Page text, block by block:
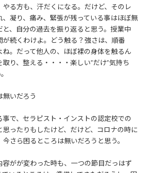
る方も、汗だくになる。だけど、そのレ
、凝り、痛み、緊張が残っている事はほぼ無
と、自分の過去を振り返ると思う。授業中
が続くわけよ。どう触る？強さは、順番
ね。だって他人の、ほぼ裸の身体を触るん
り、整える・・・・楽しい”だけ”気持ち
いだろう
で、セラピスト・インストの認定校での
ったりもしたけど、だけど、コロナの時に
さら困るところは無いだろうと思う。
容がが変わった時も、一つの節目だっはず